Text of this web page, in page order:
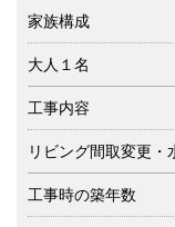
家族構成
大人１名
工事内容
リビング間取変更・
工事時の築年数